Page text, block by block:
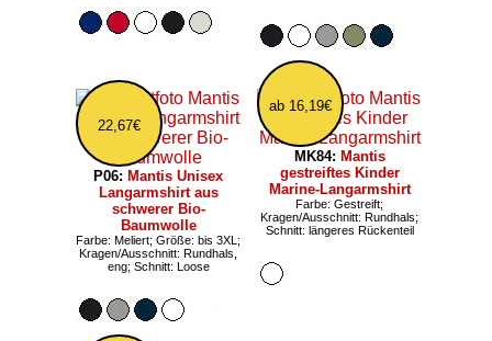
22,67€
P06: Mantis Unisex
Langarmshirt aus
schwerer Bio-
Baumwolle
Farbe: Meliert; Größe: bis 3XL;
Kragen/Ausschnitt: Rundhals,
eng; Schnitt: Loose
ab 16,19€
MK84: Mantis
gestreiftes Kinder
Marine-Langarmshirt
Farbe: Gestreift;
Kragen/Ausschnitt: Rundhals;
Schnitt: längeres Rückenteil